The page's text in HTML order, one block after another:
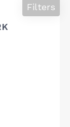
Filters